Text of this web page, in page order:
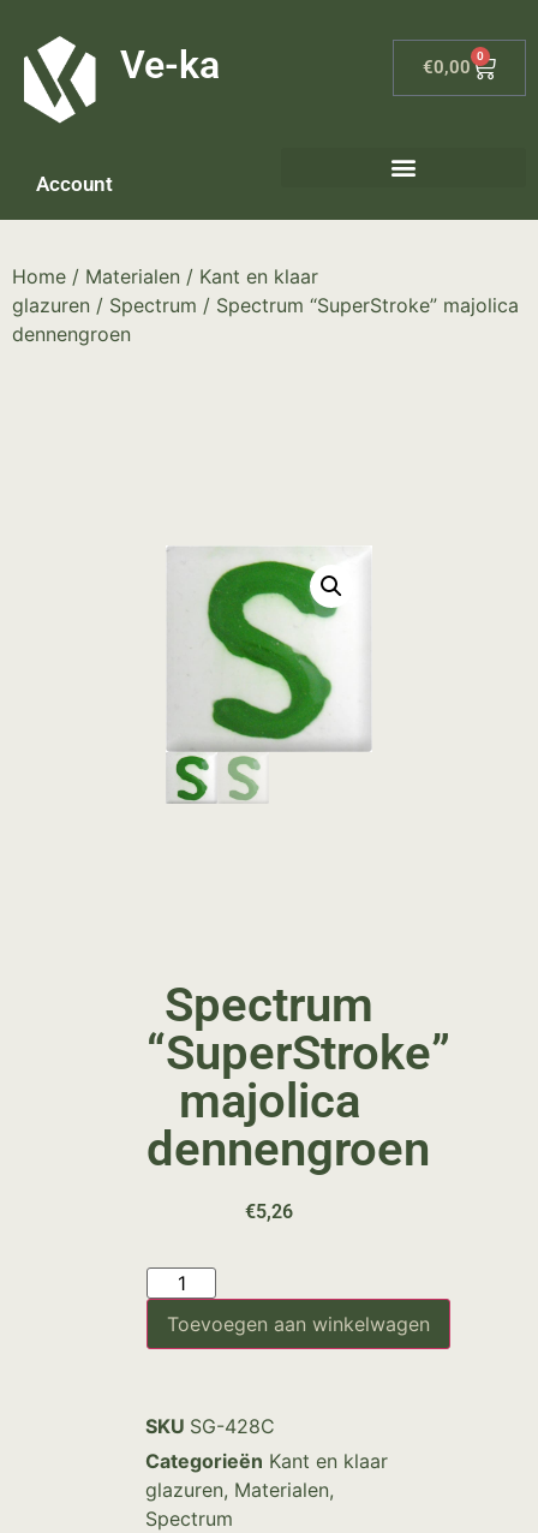
Ve-ka €0,00
0
Account
Home / Materialen / Kant en klaar
glazuren / Spectrum / Spectrum “SuperStroke” majolica
dennengroen
Spectrum
“SuperStroke”
majolica
dennengroen
€5,26
Toevoegen aan winkelwagen
SKU SG-428C
Categorieën Kant en klaar
glazuren, Materialen,
Spectrum